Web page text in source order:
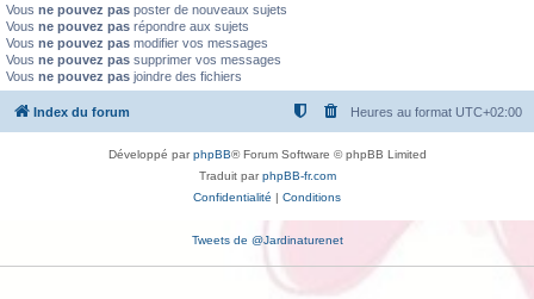
Vous ne pouvez pas poster de nouveaux sujets
Vous ne pouvez pas répondre aux sujets
Vous ne pouvez pas modifier vos messages
Vous ne pouvez pas supprimer vos messages
Vous ne pouvez pas joindre des fichiers
Index du forum Heures au format UTC+02:00
Développé parphpBB® Forum Software © phpBB Limited
Traduit parphpBB-fr.com
Confidentialité | Conditions
Tweets de @Jardinaturenet